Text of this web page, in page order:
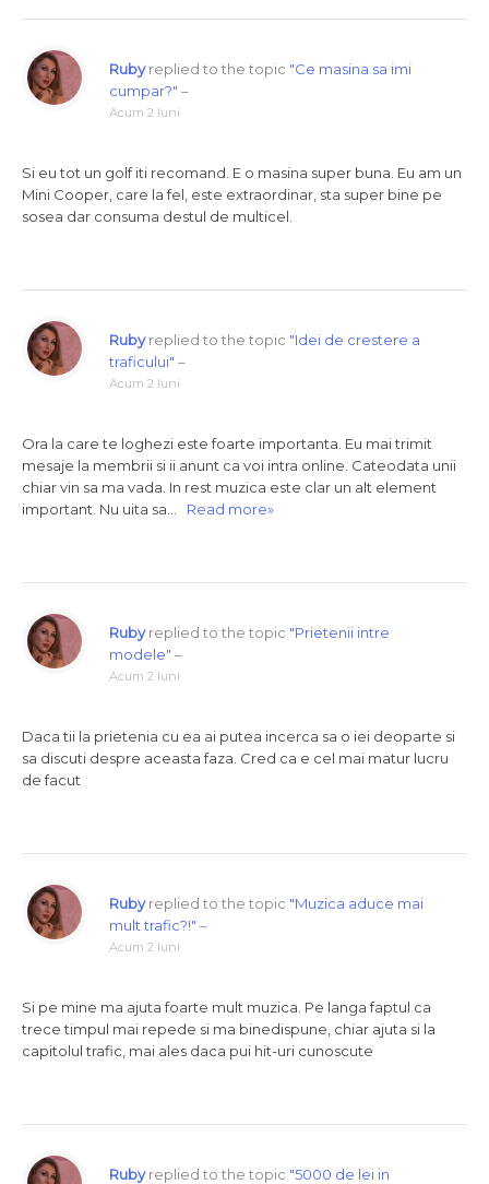
Rubyreplied to the topic "Ce masina sa imi
cumpar?" –
Acum 2 luni
Si eu tot un golf iti recomand. E o masina super buna. Eu am un
Mini Cooper, care la fel, este extraordinar, sta super bine pe
sosea dar consuma destul de multicel.
Rubyreplied to the topic "Idei de crestere a
traficului" –
Acum 2 luni
Ora la care te loghezi este foarte importanta. Eu mai trimit
mesaje la membrii si ii anunt ca voi intra online. Cateodata unii
chiar vin sa ma vada. In rest muzica este clar un alt element
important. Nu uita sa… Read more»
Rubyreplied to the topic "Prietenii intre
modele" –
Acum 2 luni
Daca tii la prietenia cu ea ai putea incerca sa o iei deoparte si
sa discuti despre aceasta faza. Cred ca e cel mai matur lucru
de facut
Rubyreplied to the topic "Muzica aduce mai
mult trafic?!" –
Acum 2 luni
Si pe mine ma ajuta foarte mult muzica. Pe langa faptul ca
trece timpul mai repede si ma binedispune, chiar ajuta si la
capitolul trafic, mai ales daca pui hit-uri cunoscute
Rubyreplied to the topic "5000 de lei in